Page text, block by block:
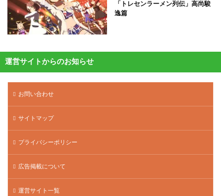
「トレセンラーメン列伝」高尚駿
逸篇
運営サイトからのお知らせ
お問い合わせ
サイトマップ
プライバシーポリシー
広告掲載について
運営サイト一覧